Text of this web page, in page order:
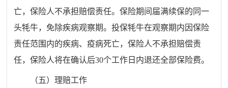
亡，保险人不承担赔偿责任。保险期间届满续保的同一
头牦牛，免除疾病观察期。投保牦牛在观察期内因保险
责任范围内的疾病、疫病死亡，保险人不承担赔偿责
任，保险人将在确认后30个工作日内退还全部保险费。
（五）理赔工作